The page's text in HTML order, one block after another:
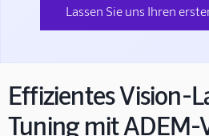
Lassen Sie uns Ihren
Effizientes Vision-
Tuning mit ADEM-